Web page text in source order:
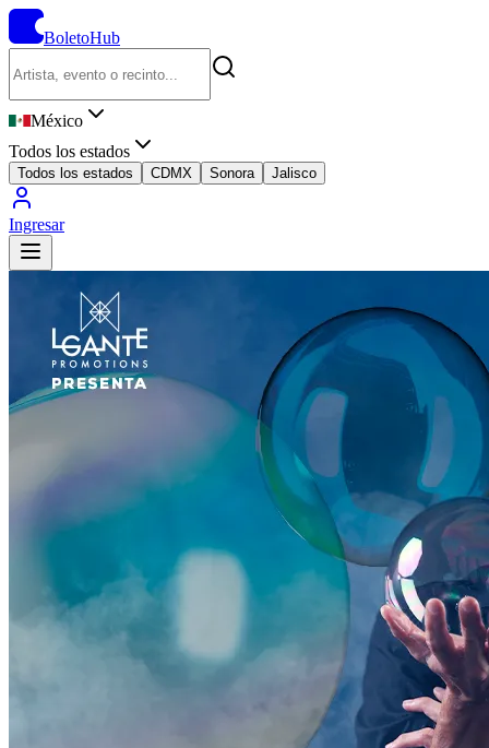
BoletoHub
México
Todos los estados
Todos los estados CDMX Sonora Jalisco
Ingresar